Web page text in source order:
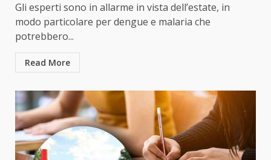
Gli esperti sono in allarme in vista dell’estate, in
modo particolare per dengue e malaria che
potrebbero...
Read More